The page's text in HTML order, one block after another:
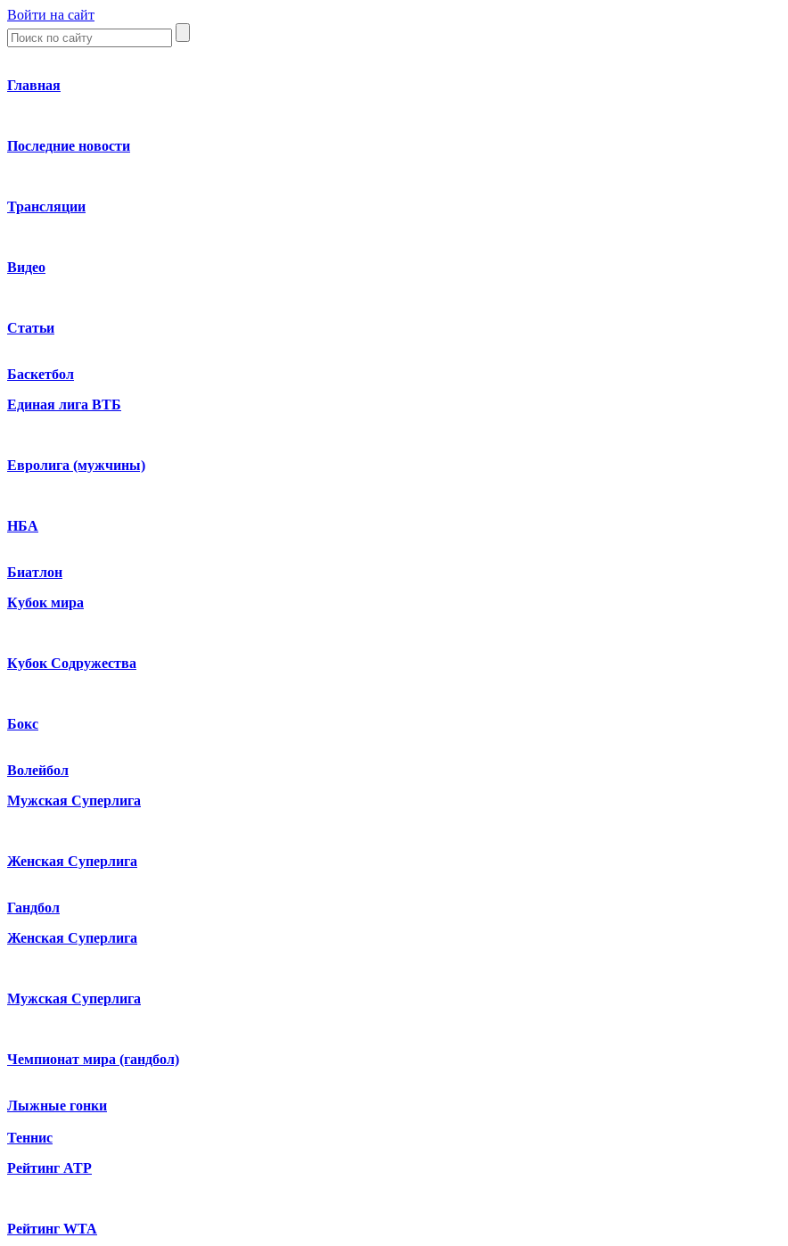
Войти на сайт
Главная
Последние новости
Трансляции
Видео
Статьи
Баскетбол
Единая лига ВТБ
Евролига (мужчины)
НБА
Биатлон
Кубок мира
Кубок Содружества
Бокс
Волейбол
Мужская Суперлига
Женская Суперлига
Гандбол
Женская Суперлига
Мужская Суперлига
Чемпионат мира (гандбол)
Лыжные гонки
Теннис
Рейтинг ATP
Рейтинг WTA